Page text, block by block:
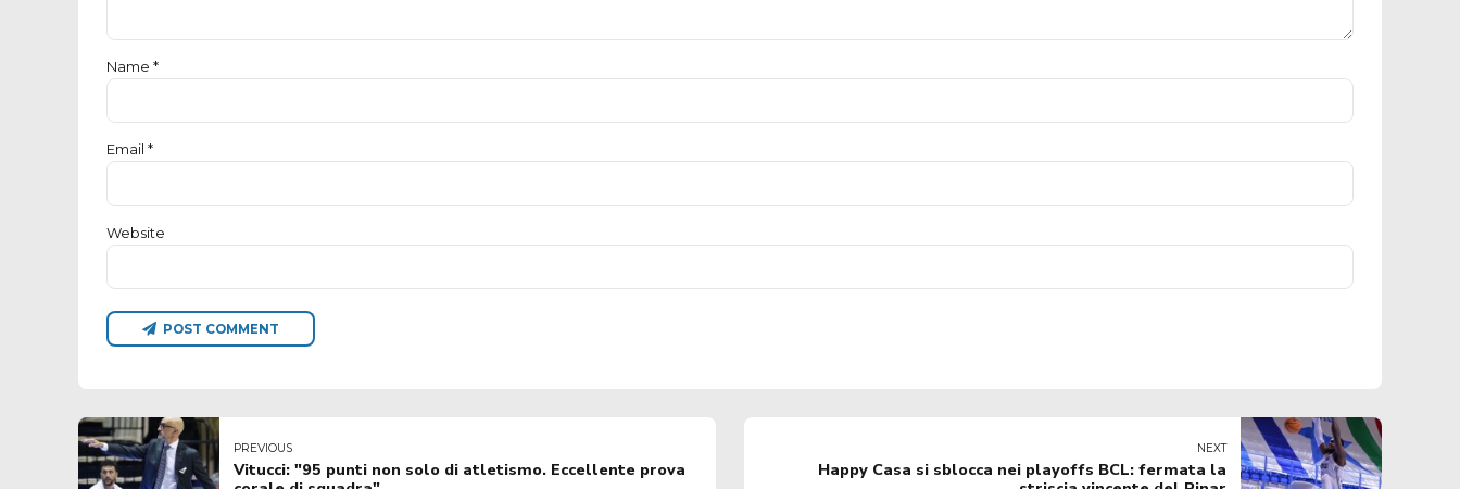
Name *
Email *
Website
POST COMMENT
PREVIOUS
Vitucci: "95 punti non solo di atletismo. Eccellente prova
NEXT
Happy Casa si sblocca nei playoffs BCL: fermata la